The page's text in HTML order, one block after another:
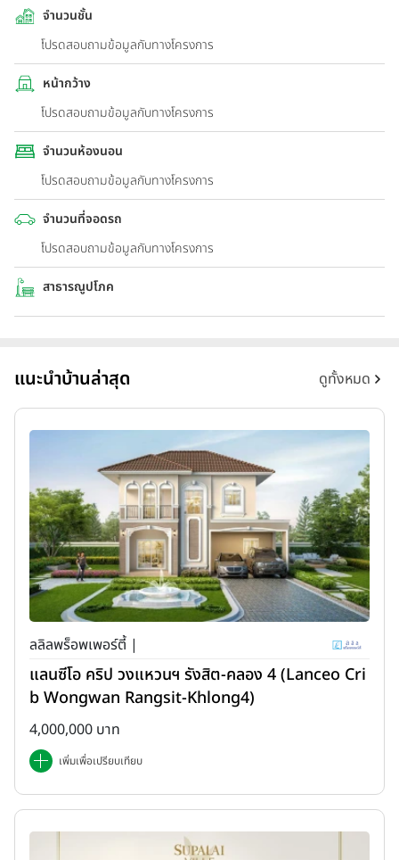
จำนวนชั้น
โปรดสอบถามข้อมูลกับทางโครงการ
หน้ากว้าง
โปรดสอบถามข้อมูลกับทางโครงการ
จำนวนห้องนอน
โปรดสอบถามข้อมูลกับทางโครงการ
จำนวนที่จอดรถ
โปรดสอบถามข้อมูลกับทางโครงการ
สาธารณูปโภค
แนะนำบ้านล่าสุด ดูทั้งหมด
ลลิลพร็อพเพอร์ตี้ |
แลนซีโอ คริป วงแหวนฯ รังสิต-คลอง 4 (Lanceo Cri
b Wongwan Rangsit-Khlong4)
4,000,000 บาท
เพิ่มเพื่อเปรียบเทียบ